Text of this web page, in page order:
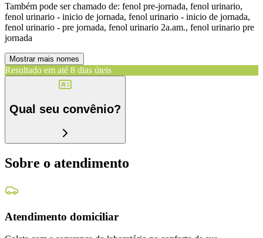
Também pode ser chamado de: fenol pre-jornada, fenol urinario,
fenol urinario - inicio de jornada, fenol urinario - inicio de jornada,
fenol urinario - pre jornada, fenol urinario 2a.am., fenol urinario pre
jornada
Mostrar mais nomes
Resultado em até 8 dias úteis
Qual seu convênio?
Sobre o atendimento
Atendimento domiciliar